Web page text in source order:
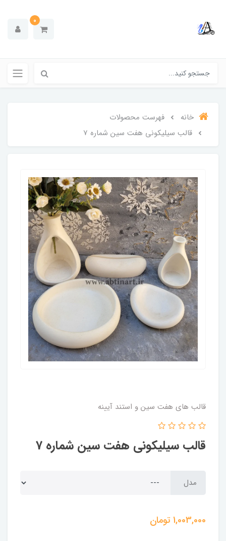
0
خانه
فهرست محصولات
قالب سیلیکونی هفت سین شماره 7
قالب های هفت سین و استند آیینه
قالب سیلیکونی هفت سین شماره 7
مدل
1,003,000تومان